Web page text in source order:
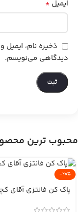
ایمیل *
ذخیره نام، ایمیل
دیدگاهی می‌نویسم.
محبوب ترین
-20%
پاک کن فانتزی آقای